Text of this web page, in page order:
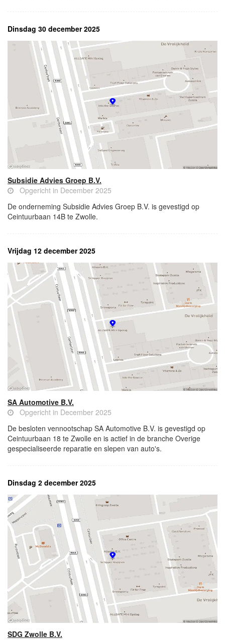
Dinsdag 30 december 2025
Subsidie Advies Groep B.V.
Opgericht in December 2025
De onderneming Subsidie Advies Groep B.V. is gevestigd op
Ceintuurbaan 14B te Zwolle.
Vrijdag 12 december 2025
SA Automotive B.V.
Opgericht in December 2025
De besloten vennootschap SA Automotive B.V. is gevestigd op
Ceintuurbaan 18 te Zwolle en is actief in de branche Overige
gespecialiseerde reparatie en slepen van auto's.
Dinsdag 2 december 2025
SDG Zwolle B.V.